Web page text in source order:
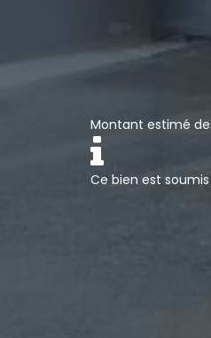
Montant estimé
Ce bien est